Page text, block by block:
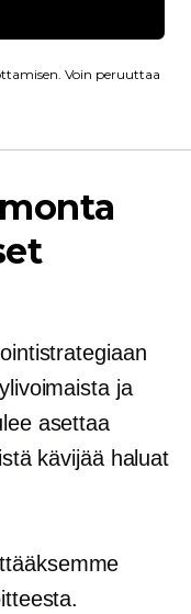
Voin peruuttaa
ja
asettaa
kävijää haluat